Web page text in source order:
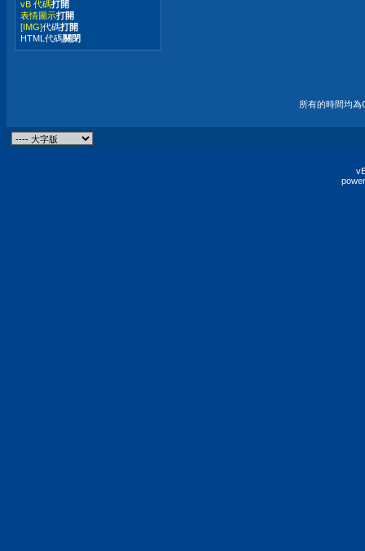
vB 代碼打開
表情圖示打開
[IMG]代碼打開
HTML代碼關閉
所有的時間均為